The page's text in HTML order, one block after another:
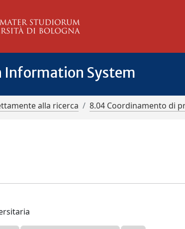
Information System
alla ricerca 8.04 Coordinamento di